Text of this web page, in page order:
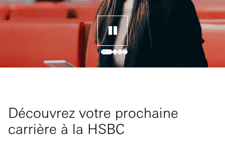
Découvrez votre prochaine
carrière à la HSBC